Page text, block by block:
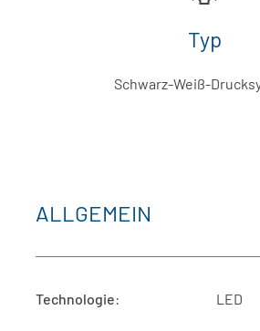
Typ
Schwarz-Weiß-
ALLGEMEIN
Technologie: LED